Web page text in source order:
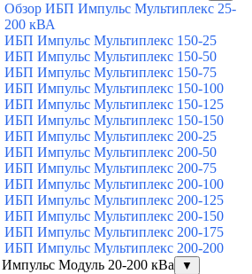
Обзор ИБП Импульс Мультиплекс 25-
200 кВА
ИБП Импульс Мультиплекс 150-25
ИБП Импульс Мультиплекс 150-50
ИБП Импульс Мультиплекс 150-75
ИБП Импульс Мультиплекс 150-100
ИБП Импульс Мультиплекс 150-125
ИБП Импульс Мультиплекс 150-150
ИБП Импульс Мультиплекс 200-25
ИБП Импульс Мультиплекс 200-50
ИБП Импульс Мультиплекс 200-75
ИБП Импульс Мультиплекс 200-100
ИБП Импульс Мультиплекс 200-125
ИБП Импульс Мультиплекс 200-150
ИБП Импульс Мультиплекс 200-175
ИБП Импульс Мультиплекс 200-200
Модуль 20-200 кВа
▼